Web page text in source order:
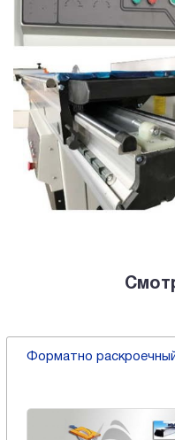
Форматно